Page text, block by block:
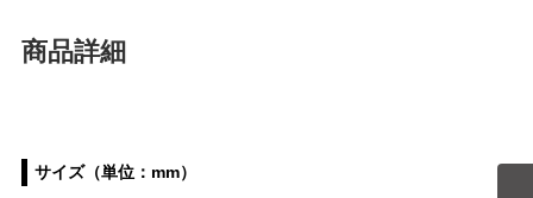
商品詳細
サイズ（単位：mm）